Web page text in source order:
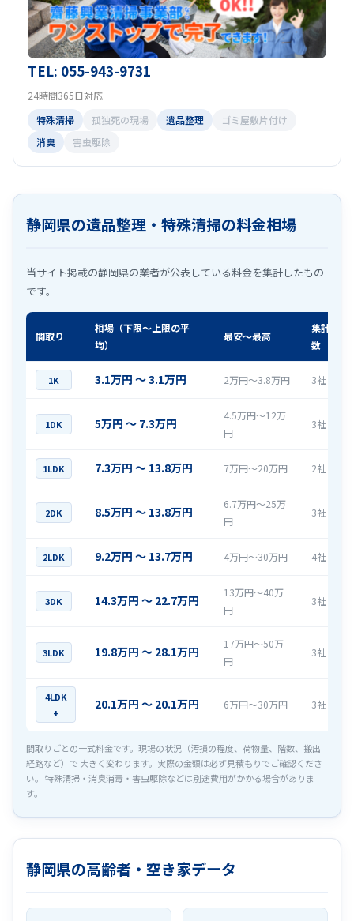
TEL: 055-943-9731
24時間365日対応
特殊清掃
孤独死の現場 遺品整理
ゴミ屋敷片付け
消臭
害虫駆除
静岡県の遺品整理・特殊清掃の料金相場
当サイト掲載の静岡県の業者が公表している料金を集計したもの
です。
間取り
相場（下限〜上限の平
均）
最安〜最高
集計社
数
1K 3.1万円 〜 3.1万円 2万円〜3.8万円 3社
1DK 5万円 〜 7.3万円
4.5万円〜12万
円
3社
1LDK 7.3万円 〜 13.8万円 7万円〜20万円 2社
2DK 8.5万円 〜 13.8万円
6.7万円〜25万
円
3社
2LDK 9.2万円 〜 13.7万円 4万円〜30万円 4社
3DK 14.3万円 〜 22.7万円
13万円〜40万
円
3社
3LDK 19.8万円 〜 28.1万円
17万円〜50万
円
3社
4LDK
+
20.1万円 〜 20.1万円 6万円〜30万円 3社
間取りごとの一式料金です。現場の状況（汚損の程度、荷物量、階数、搬出
経路など）で 大きく変わります。実際の金額は必ず見積もりでご確認くださ
い。 特殊清掃・消臭消毒・害虫駆除などは別途費用がかかる場合がありま
す。
静岡県の高齢者・空き家データ